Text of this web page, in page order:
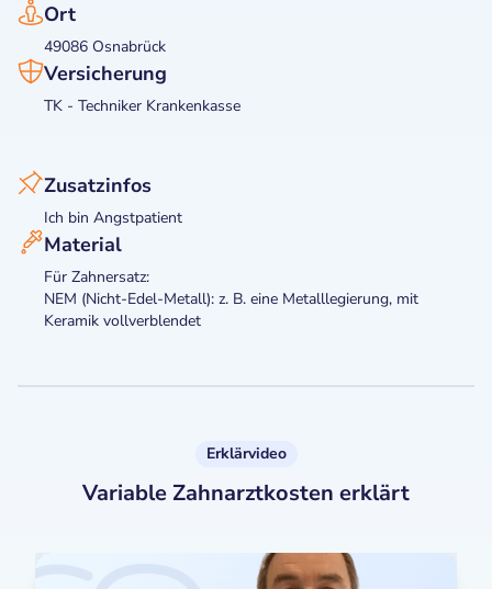
Ort
49086 Osnabrück
Versicherung
TK - Techniker Krankenkasse
Zusatzinfos
Ich bin Angstpatient
Material
Für Zahnersatz:
NEM (Nicht-Edel-Metall): z. B. eine Metalllegierung, mit
Keramik vollverblendet
Erklärvideo
Variable Zahnarztkosten erklärt